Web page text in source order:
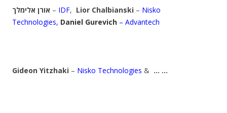
אורן אלימלך – IDF, Lior Chalbianski – Nisko
Technologies, Daniel Gurevich – Advantech
Gideon Yitzhaki – Nisko Technologies & … …